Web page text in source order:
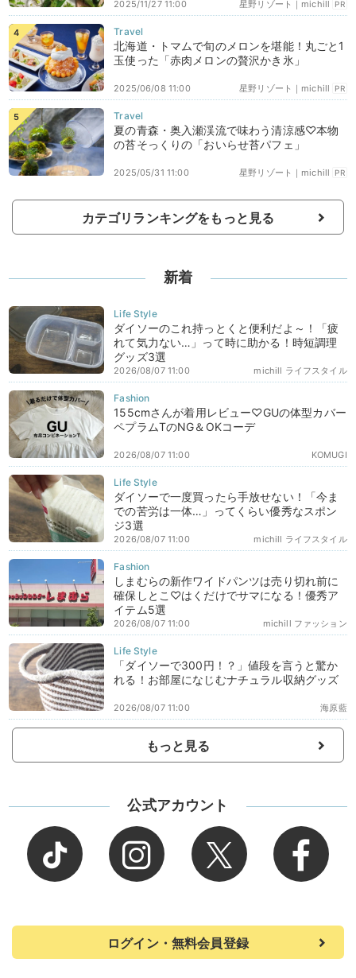
星野リゾート｜michill PR
2025/11/27 11:00
北海道・トマムで旬のメロンを堪能！丸ごと1
玉使った「赤肉メロンの贅沢かき氷」
星野リゾート｜michill PR
2025/06/08 11:00
夏の青森・奥入瀬渓流で味わう清涼感♡本物
の苔そっくりの「おいらせ苔パフェ」
星野リゾート｜michill PR
2025/05/31 11:00
カテゴリランキングをもっと見る
新着
ダイソーのこれ持っとくと便利だよ～！「疲
れて気力ない…」って時に助かる！時短調理
グッズ3選
michill ライフスタイル
2026/08/07 11:00
155cmさんが着用レビュー♡GUの体型カバー
ペプラムTのNG＆OKコーデ
KOMUGI
2026/08/07 11:00
ダイソーで一度買ったら手放せない！「今ま
での苦労は一体…」ってくらい優秀なスポン
ジ3選
michill ライフスタイル
2026/08/07 11:00
しまむらの新作ワイドパンツは売り切れ前に
確保しとこ♡はくだけでサマになる！優秀ア
イテム5選
michill ファッション
2026/08/07 11:00
「ダイソーで300円！？」値段を言うと驚か
れる！お部屋になじむナチュラル収納グッズ
海原藍
2026/08/07 11:00
もっと見る
公式アカウント
ログイン・無料会員登録